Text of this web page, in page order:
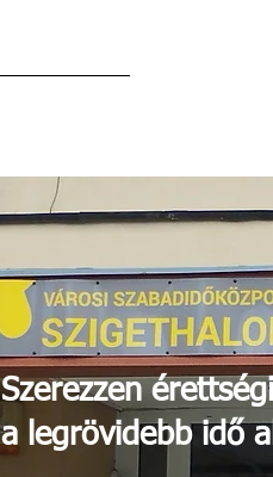
Szerezzen
a legrövidebb idő